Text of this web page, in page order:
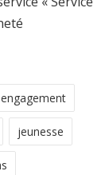
engagement
jeunesse